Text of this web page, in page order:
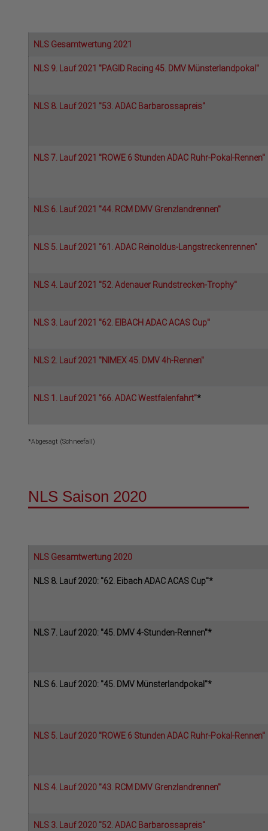
NLS Gesamtwertung 2021
NLS 9. Lauf 2021 "PAGID Racing 45. DMV Münsterlandpokal"
NLS 8. Lauf 2021 "53. ADAC Barbarossapreis"
NLS 7. Lauf 2021 "ROWE 6 Stunden ADAC Ruhr-Pokal-Rennen"
NLS 6. Lauf 2021 "44. RCM DMV Grenzlandrennen"
NLS 5. Lauf 2021 "61. ADAC Reinoldus-Langstreckenrennen"
NLS 4. Lauf 2021 "52. Adenauer Rundstrecken-Trophy"
NLS 3. Lauf 2021 "62. EIBACH ADAC ACAS Cup"
NLS 2. Lauf 2021 "NIMEX 45. DMV 4h-Rennen"
NLS 1. Lauf 2021 "66. ADAC Westfalenfahrt"*
*Abgesagt (Schneefall)
NLS Saison 2020
NLS Gesamtwertung 2020
NLS 8. Lauf 2020: "62. Eibach ADAC ACAS Cup"*
NLS 7. Lauf 2020: "45. DMV 4-Stunden-Rennen"*
NLS 6. Lauf 2020: "45. DMV Münsterlandpokal"*
NLS 5. Lauf 2020 "ROWE 6 Stunden ADAC Ruhr-Pokal-Rennen"
NLS 4. Lauf 2020 "43. RCM DMV Grenzlandrennen"
NLS 3. Lauf 2020 "52. ADAC Barbarossapreis"